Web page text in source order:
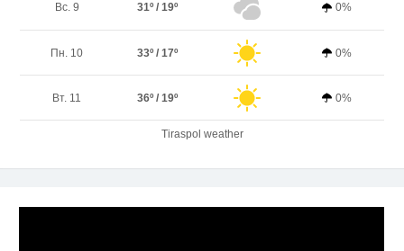
Вс. 9 31º / 19º 0%
Пн. 10 33º / 17º 0%
Вт. 11 36º / 19º 0%
Tiraspol weather